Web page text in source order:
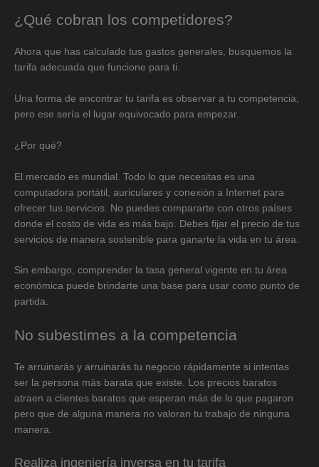
¿Qué cobran los competidores?
Ahora que has calculado tus gastos generales, busquemos la
tarifa adecuada que funcione para ti.
Una forma de encontrar tu tarifa es observar a tu competencia,
pero ese sería el lugar equivocado para empezar.
¿Por qué?
El mercado es mundial. Todo lo que necesitas es una
computadora portátil, auriculares y conexión a Internet para
ofrecer tus servicios. No puedes compararte con otros países
donde el costo de vida es más bajo. Debes fijar el precio de tus
servicios de manera sostenible para ganarte la vida en tu área.
Sin embargo, comprender la tasa general vigente en tu área
económica puede brindarte una base para usar como punto de
partida.
No subestimes a la competencia
Te arruinarás y arruinarás tu negocio rápidamente si intentas
ser la persona más barata que existe. Los precios baratos
atraen a clientes baratos que esperan más de lo que pagaron
pero que de alguna manera no valoran tu trabajo de ninguna
manera.
Realiza ingeniería inversa en tu tarifa